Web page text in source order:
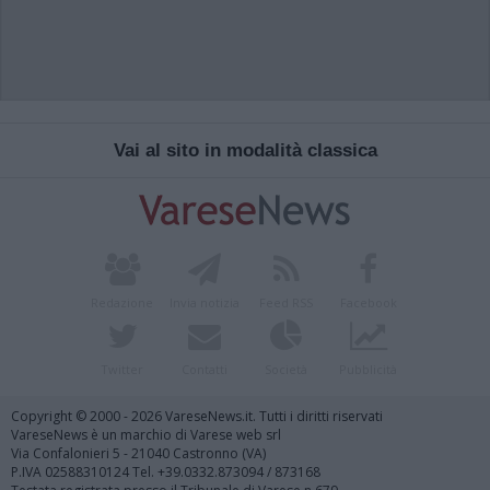
Vai al sito in modalità classica
Copyright © 2000 - 2026 VareseNews.it. Tutti i diritti riservati
VareseNews è un marchio di Varese web srl
Via Confalonieri 5 - 21040 Castronno (VA)
P.IVA 02588310124 Tel. +39.0332.873094 / 873168